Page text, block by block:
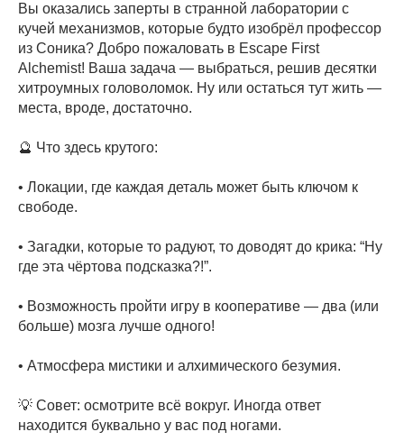
Вы оказались заперты в странной лаборатории с
кучей механизмов, которые будто изобрёл профессор
из Соника? Добро пожаловать в Escape First
Alchemist! Ваша задача — выбраться, решив десятки
хитроумных головоломок. Ну или остаться тут жить —
места, вроде, достаточно.
🔮 Что здесь крутого:
• Локации, где каждая деталь может быть ключом к
свободе.
• Загадки, которые то радуют, то доводят до крика: “Ну
где эта чёртова подсказка?!”.
• Возможность пройти игру в кооперативе — два (или
больше) мозга лучше одного!
• Атмосфера мистики и алхимического безумия.
💡 Совет: осмотрите всё вокруг. Иногда ответ
находится буквально у вас под ногами.